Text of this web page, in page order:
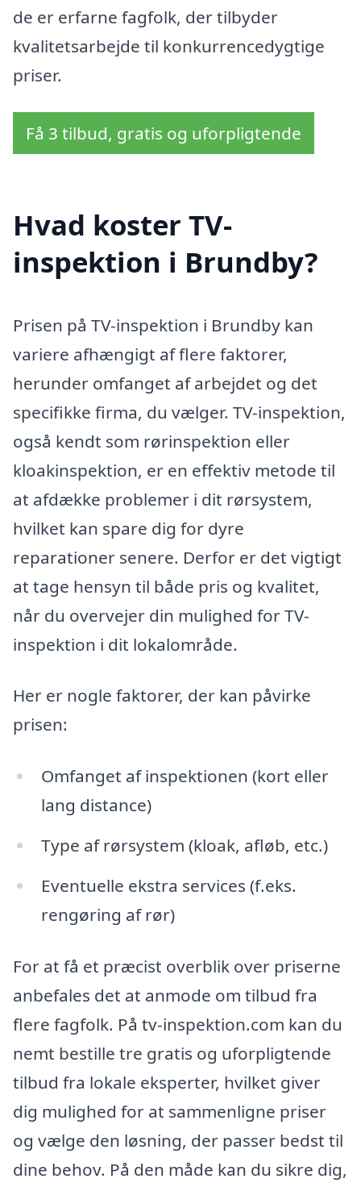
de er erfarne fagfolk, der tilbyder
kvalitetsarbejde til konkurrencedygtige
priser.
Få 3 tilbud, gratis og uforpligtende
Hvad koster TV-
inspektion i Brundby?
Prisen på TV-inspektion i Brundby kan
variere afhængigt af flere faktorer,
herunder omfanget af arbejdet og det
specifikke firma, du vælger. TV-inspektion,
også kendt som rørinspektion eller
kloakinspektion, er en effektiv metode til
at afdække problemer i dit rørsystem,
hvilket kan spare dig for dyre
reparationer senere. Derfor er det vigtigt
at tage hensyn til både pris og kvalitet,
når du overvejer din mulighed for TV-
inspektion i dit lokalområde.
Her er nogle faktorer, der kan påvirke
prisen:
Omfanget af inspektionen (kort eller
lang distance)
Type af rørsystem (kloak, afløb, etc.)
Eventuelle ekstra services (f.eks.
rengøring af rør)
For at få et præcist overblik over priserne
anbefales det at anmode om tilbud fra
flere fagfolk. På tv-inspektion.com kan du
nemt bestille tre gratis og uforpligtende
tilbud fra lokale eksperter, hvilket giver
dig mulighed for at sammenligne priser
og vælge den løsning, der passer bedst til
dine behov. På den måde kan du sikre dig,